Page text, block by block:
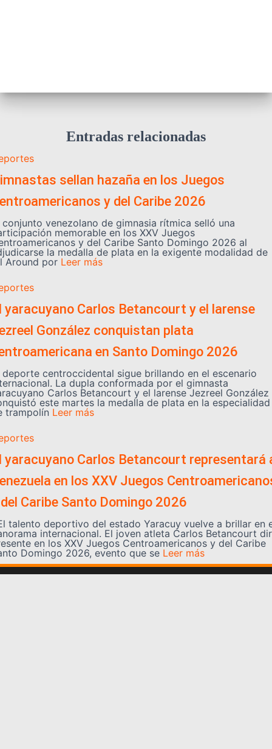
Entradas relacionadas
sellan hazaña en los Juegos
y del Caribe 2026
conjunto venezolano de gimnasia rítmica selló una
memorable en los XXV Juegos
y del Caribe Santo Domingo 2026 al
la medalla de plata en la exigente modalidad de
Around por Leer más
yaracuyano Carlos Betancourt y el larense
González conquistan plata
en Santo Domingo 2026
deporte centroccidental sigue brillando en el escenario
La dupla conformada por el gimnasta
Carlos Betancourt y el larense Jezreel González
este martes la medalla de plata en la especialidad
trampolín Leer más
yaracuyano Carlos Betancourt representará
en los XXV Juegos
Caribe Santo Domingo 2026
talento deportivo del estado Yaracuy vuelve a brillar en
internacional. El joven atleta Carlos Betancourt
en los XXV Juegos Centroamericanos y del Caribe
Domingo 2026, evento que se Leer más